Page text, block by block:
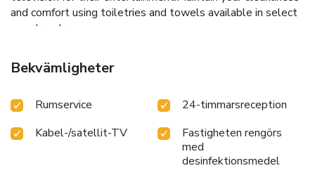
and comfort using toiletries and towels available in select
guest restrooms.
Bekvämligheter
Rumservice
24-timmarsreception
Kabel-/satellit-TV
Fastigheten rengörs
med
desinfektionsmedel